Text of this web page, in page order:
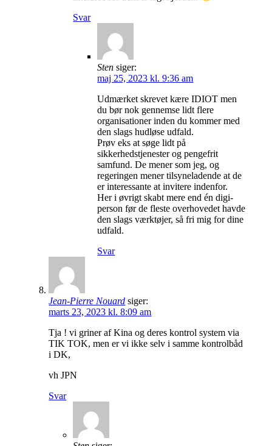
Svar
Sten siger:
maj 25, 2023 kl. 9:36 am
Udmærket skrevet kære IDIOT men
du bør nok gennemse lidt flere
organisationer inden du kommer med
den slags hudløse udfald.
Prøv eks at søge lidt på
sikkerhedstjenester og pengefrit
samfund. De mener som jeg, og
regeringen mener tilsyneladende at de
er interessante at invitere indenfor.
Her i øvrigt skabt mere end én digi-
person før de fleste overhovedet havde
den slags værktøjer, så fri mig for dine
udfald.
Svar
Jean-Pierre Nouard siger:
marts 23, 2023 kl. 8:09 am
Tja ! vi griner af Kina og deres kontrol system via
TIK TOK, men er vi ikke selv i samme kontrolbåd
i DK,
vh JPN
Svar